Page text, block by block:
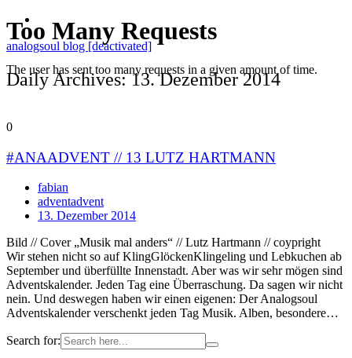
analogsoul blog [deactivated]
Daily Archives: 13. Dezember 2014
0
#ANAADVENT // 13 LUTZ HARTMANN
fabian
adventadvent
13. Dezember 2014
Bild // Cover „Musik mal anders“ // Lutz Hartmann // coypright
Wir stehen nicht so auf KlingGlöckenKlingeling und Lebkuchen ab
September und überfüllte Innenstadt. Aber was wir sehr mögen sind
Adventskalender. Jeden Tag eine Überraschung. Da sagen wir nicht
nein. Und deswegen haben wir einen eigenen: Der Analogsoul
Adventskalender verschenkt jeden Tag Musik. Alben, besondere…
Search for: